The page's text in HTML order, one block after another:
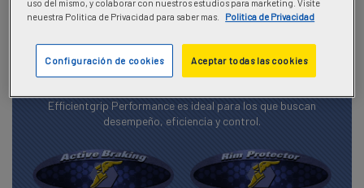
Goodyear EfficientGrip
Performance
Efficientgrip Performance es ideal para los que buscan
desempeño, eficiencia y control.
uso del mismo, y colaborar con nuestros estudios para marketing. Visite
neuestra Politica de Privacidad para saber mas.
Politica de Privacidad
Aceptar todas las cookies
Configuración de cookies